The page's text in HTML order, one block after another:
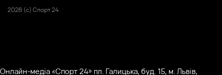
2026 (с) Спорт 24
Онлайн-медіа «Спорт 24» пл. Галицька, буд. 15, м. Львів,